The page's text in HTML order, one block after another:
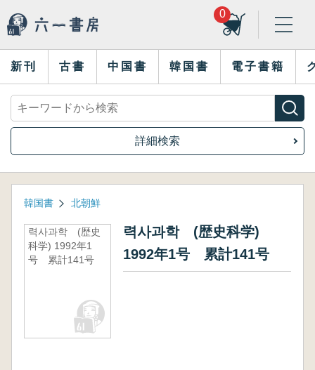
0
新刊 古書 中国書 韓国書 電子書籍
詳細検索
韓国書 北朝鮮
력사과학 (歴史
科学) 1992年1
号 累計141号
력사과학 (歴史科学)
1992年1号 累計141号